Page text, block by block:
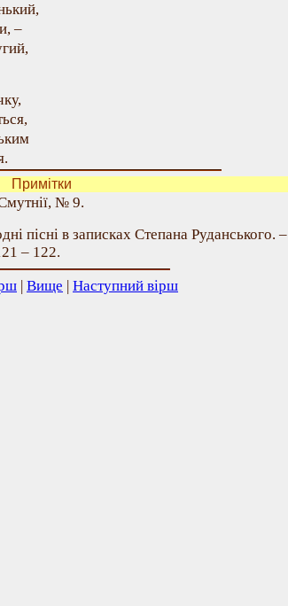
–
Примітки
№ 9.
пісні в записках Степана Руданського. –
– 122.
| Вище | Наступний вірш